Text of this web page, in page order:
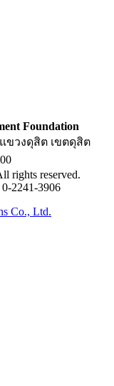
Foundation
ขวงดุสิต เขตดุสิต
rights reserved.
2241-3906
Co., Ltd.